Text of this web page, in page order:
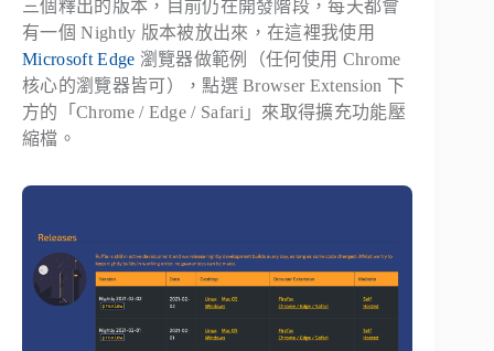
三個釋出的版本，目前仍在開發階段，每天都會
有一個 Nightly 版本被放出來，在這裡我使用
Microsoft Edge 瀏覽器做範例（任何使用 Chrome
核心的瀏覽器皆可），點選 Browser Extension 下
方的「Chrome / Edge / Safari」來取得擴充功能壓
縮檔。